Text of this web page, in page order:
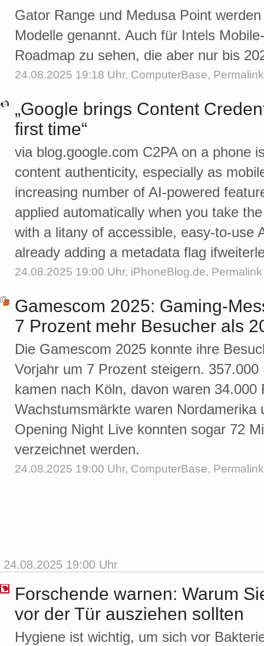
Gator Range und Medusa Point
Modelle genannt. Auch für Intels
Roadmap zu sehen, die aber nur bis
24.08.2025 19:18 Uhr, ComputerBase, Permalink
„Google brings Content
first time“
via blog.google.com C2PA on a phone
content authenticity, especially as
increasing number of AI-powered
applied automatically when you take
with a litany of accessible, easy-to-use
already adding a metadata flag
24.08.2025 19:00 Uhr, iPhoneBlog.de, Permalink
Gamescom 2025: Gaming-
7 Prozent mehr Besucher als
Die Gamescom 2025 konnte ihre
Vorjahr um 7 Prozent steigern.
kamen nach Köln, davon waren
Wachstumsmärkte waren Nordamerika
Opening Night Live konnten sogar 72
verzeichnet werden.
24.08.2025 19:00 Uhr, ComputerBase, Permalink
24.08.2025 19:00 Uhr
Forschende warnen: Warum
vor der Tür ausziehen sollten
Hygiene ist wichtig, um sich vor